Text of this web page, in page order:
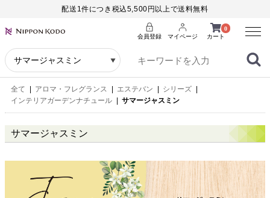
配送1件につき税込5,500円以上で送料無料
0
カート
会員登録 マイページ
Menu
全て アロマ・フレグランス エステバン シリーズ
インテリアガーデンナチュール
サマージャスミン
サマージャスミン